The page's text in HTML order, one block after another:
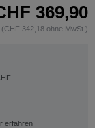
369,90
(CHF 342,18 ohne MwSt.)
erfahren